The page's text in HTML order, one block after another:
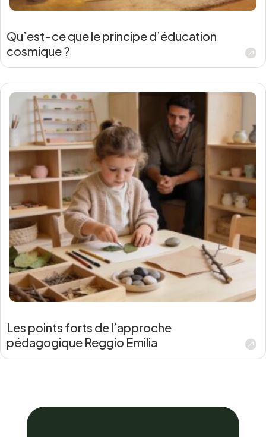
Qu’est-ce que le principe d’éducation
cosmique ?
Les points forts de l’approche
pédagogique Reggio Emilia